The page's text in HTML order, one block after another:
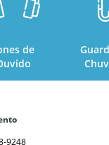
de
9248